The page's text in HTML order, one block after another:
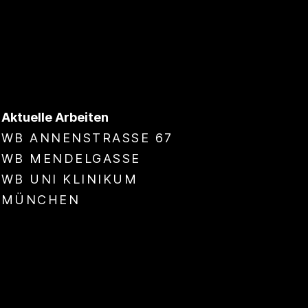
Aktuelle Arbeiten
WB ANNENSTRASSE 67
WB MENDELGASSE
WB UNI KLINIKUM
MÜNCHEN